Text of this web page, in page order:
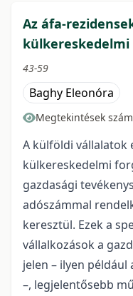
Az áfa-
43-59
Baghy Eleonóra
Megtekintések
A külföldi vállalatok
külkereskedelmi
gazdasági
adószámmal
keresztül. Ezek a
vállalkozások a
jelen – ilyen
–, legjelentősebb